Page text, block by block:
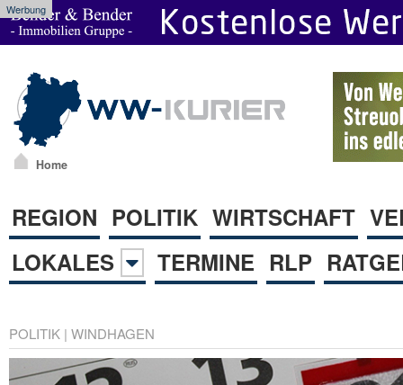
Werbung
Home
REGION POLITIK WIRTSCHAFT
LOKALES
TERMINE RLP
POLITIK | WINDHAGEN